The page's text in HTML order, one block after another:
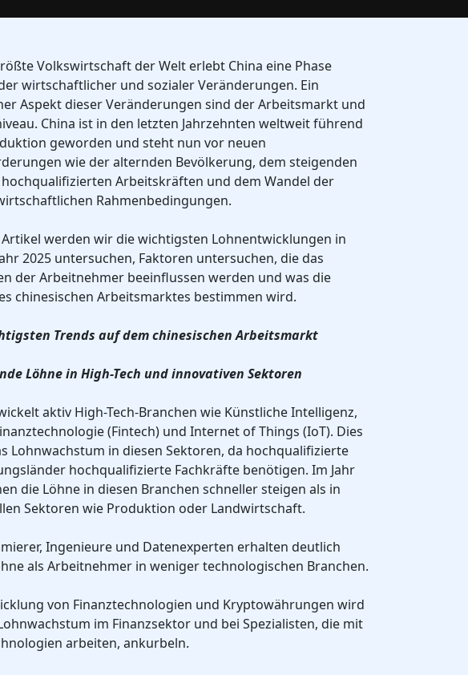
Volkswirtschaft der Welt erlebt China eine Phase
wirtschaftlicher und sozialer Veränderungen. Ein
Aspekt dieser Veränderungen sind der Arbeitsmarkt und
China ist in den letzten Jahrzehnten weltweit führend
geworden und steht nun vor neuen
wie der alternden Bevölkerung, dem steigenden
Arbeitskräften und dem Wandel der
Rahmenbedingungen.
werden wir die wichtigsten Lohnentwicklungen in
2025 untersuchen, Faktoren untersuchen, die das
der Arbeitnehmer beeinflussen werden und was die
chinesischen Arbeitsmarktes bestimmen wird.
Trends auf dem chinesischen Arbeitsmarkt
Löhne in High-Tech und innovativen Sektoren
aktiv High-Tech-Branchen wie Künstliche Intelligenz,
(Fintech) und Internet of Things (IoT). Dies
Lohnwachstum in diesen Sektoren, da hochqualifizierte
hochqualifizierte Fachkräfte benötigen. Im Jahr
die Löhne in diesen Branchen schneller steigen als in
Sektoren wie Produktion oder Landwirtschaft.
Ingenieure und Datenexperten erhalten deutlich
als Arbeitnehmer in weniger technologischen Branchen.
von Finanztechnologien und Kryptowährungen wird
im Finanzsektor und bei Spezialisten, die mit
arbeiten, ankurbeln.